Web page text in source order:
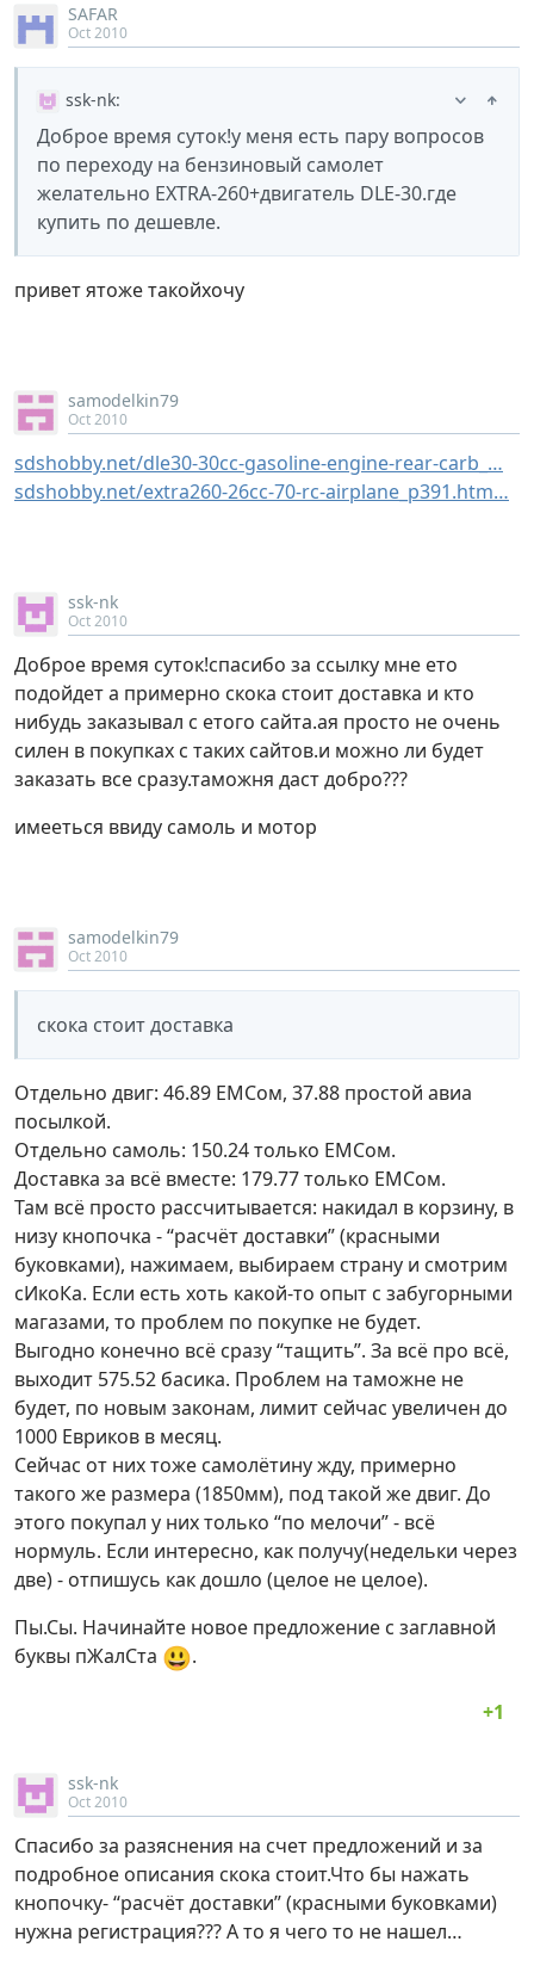
SAFAR
Oct 2010
ssk-nk:
Доброе время суток!у меня есть пару вопросов
по переходу на бензиновый самолет
желательно EXTRA-260+двигатель DLE-30.где
купить по дешевле.
привет ятоже такойхочу
samodelkin79
Oct 2010
sdshobby.net/dle30-30cc-gasoline-engine-rear-carb_…
sdshobby.net/extra260-26cc-70-rc-airplane_p391.htm…
ssk-nk
Oct 2010
Доброе время суток!спасибо за ссылку мне ето
подойдет а примерно скока стоит доставка и кто
нибудь заказывал с етого сайта.ая просто не очень
силен в покупках с таких сайтов.и можно ли будет
заказать все сразу.таможня даст добро???
имееться ввиду самоль и мотор
samodelkin79
Oct 2010
скока стоит доставка
Отдельно двиг: 46.89 ЕМСом, 37.88 простой авиа
посылкой.
Отдельно самоль: 150.24 только ЕМСом.
Доставка за всё вместе: 179.77 только ЕМСом.
Там всё просто рассчитывается: накидал в корзину, в
низу кнопочка - “расчёт доставки” (красными
буковками), нажимаем, выбираем страну и смотрим
сИкоКа. Если есть хоть какой-то опыт с забугорными
магазами, то проблем по покупке не будет.
Выгодно конечно всё сразу “тащить”. За всё про всё,
выходит 575.52 басика. Проблем на таможне не
будет, по новым законам, лимит сейчас увеличен до
1000 Евриков в месяц.
Сейчас от них тоже самолётину жду, примерно
такого же размера (1850мм), под такой же двиг. До
этого покупал у них только “по мелочи” - всё
нормуль. Если интересно, как получу(недельки через
две) - отпишусь как дошло (целое не целое).
Пы.Сы. Начинайте новое предложение с заглавной
буквы пЖалСта 😃.
ssk-nk
Oct 2010
Спасибо за разяснения на счет предложений и за
подробное описания скока стоит.Что бы нажать
кнопочку- “расчёт доставки” (красными буковками)
нужна регистрация??? А то я чего то не нашел…